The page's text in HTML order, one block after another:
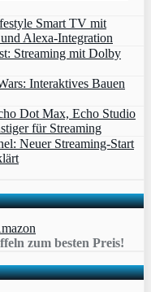
Smart TV mit
Alexa‑Integration
Streaming mit Dolby
Interaktives Bauen
Dot Max, Echo Studio
für Streaming
Neuer Streaming‑Start
zum besten Preis!